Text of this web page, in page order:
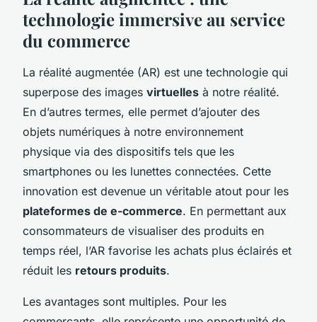
technologie immersive au service
du commerce
La réalité augmentée (AR) est une technologie qui
superpose des images virtuelles à notre réalité.
En d’autres termes, elle permet d’ajouter des
objets numériques à notre environnement
physique via des dispositifs tels que les
smartphones ou les lunettes connectées. Cette
innovation est devenue un véritable atout pour les
plateformes de e-commerce. En permettant aux
consommateurs de visualiser des produits en
temps réel, l’AR favorise les achats plus éclairés et
réduit les retours produits.
Les avantages sont multiples. Pour les